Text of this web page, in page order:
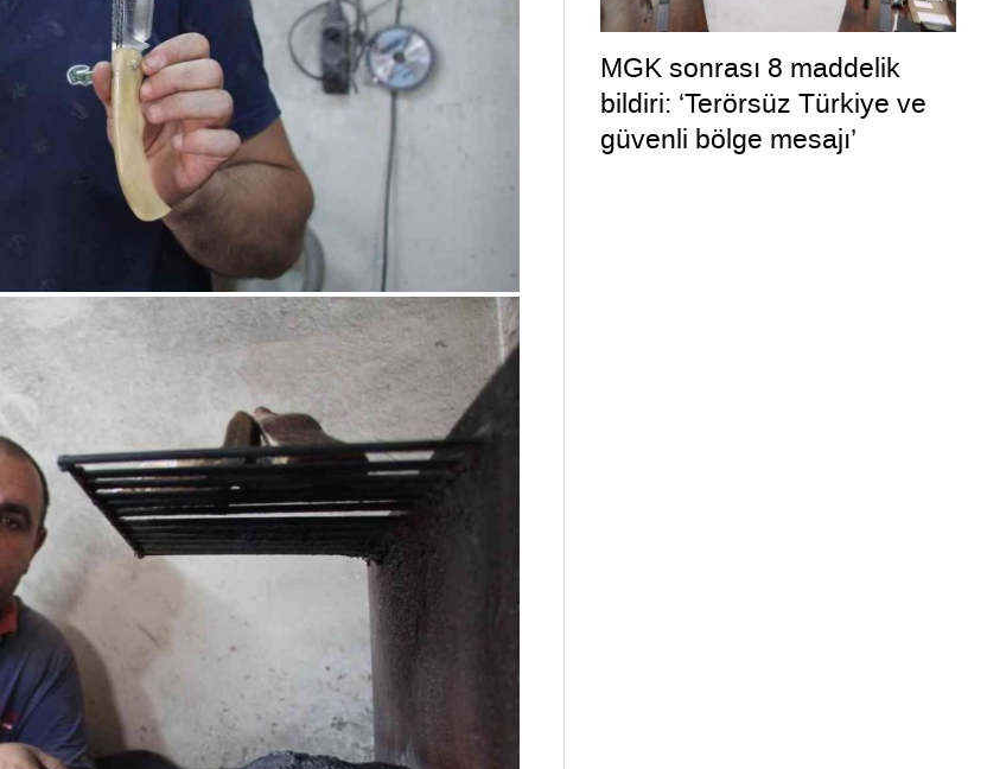
MGK sonrası 8 maddelik
bildiri: ‘Terörsüz Türkiye ve
güvenli bölge mesajı’